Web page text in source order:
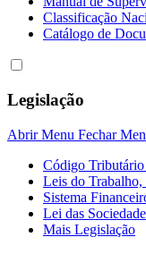
Classificação
Catálogo de
Legislação
Abrir Menu Fechar
Código
Leis do Trabalho,
Sistema
Lei das
Mais Legislação